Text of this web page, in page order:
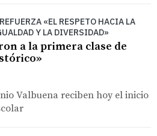
«EL RESPETO HACIA LA
Y LA DIVERSIDAD»
a la primera clase de
Valbuena reciben hoy el inicio